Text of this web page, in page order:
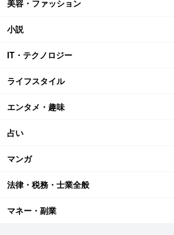
美容・ファッション
小説
IT・テクノロジー
ライフスタイル
エンタメ・趣味
占い
マンガ
法律・税務・士業全般
マネー・副業